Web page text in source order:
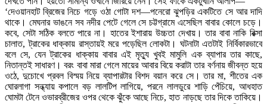
‘দেওয়ানহাট ব্রিজের নিচে গড়ে ওঠা গোটা দশ—পনেরো ঝুপড়ির একটিতে সে আর দাদি
থাকে। মেঘনার ভাঙনে সব নদীর পেটে গেলে সে চট্টগ্রামে এসেছিল বাবার কোলে চড়ে।
কবে, সেটা সঠিক বলতে পারে না। হাতের ইশারায় উচ্চতা দেখায়। তার বাবা নাকি রিক্সা
চালাত, ট্রাকের ধাক্কায় রাস্তায়ই মরে পড়েছিল লোকটা। ঘটনাটা এতটাই নির্বিকারভাবে
বলে সে, যেন ট্রাকের ধাক্কায় বাবার এই মৃত্যু খুবই মামুলি এক ব্যাপার তার কাছে,
নিতান্তই সাধারণ। বরং বাবা মারা গেলে মায়ের আবার বিয়ে করাটা তার বর্ণনায় জীবন্ত হয়ে
ওঠে, দুচোখে প্রবল বিস্ময় নিয়ে ব্যাপারটার বিশদ বয়ান করে সে। তার মা, শীতের এক
ঘোরলাগা সন্ধ্যায় কপালে বড় লালটিপ লাগিয়ে, পরনে লালডুরে শাড়ি পেঁচিয়ে, আধহাত
ঘোমটা টেনে ওভারব্রীজের ওপর থেকে ঝুঁকে আছে নিচে, হাত নাড়ছে তার দিকে তাকিয়ে।